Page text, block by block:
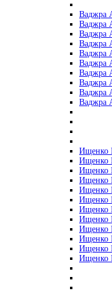
Ваджра
Ваджра
Ваджра
Ваджра
Ваджра
Ваджра
Ваджра
Ваджра
Ваджра
Ваджра
Ищенко
Ищенко
Ищенко
Ищенко
Ищенко
Ищенко
Ищенко
Ищенко
Ищенко
Ищенко
Ищенко
Ищенко